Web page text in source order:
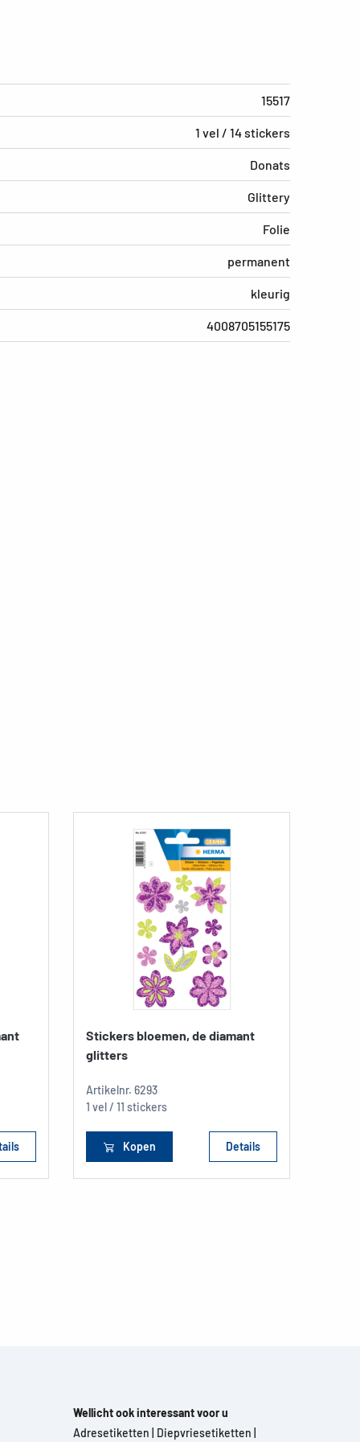
15517
1 vel / 14 stickers
Donats
Glittery
Folie
permanent
kleurig
4008705155175
Stickers bloemen, de diamant
glitters
Artikelnr. 6293
1 vel / 11 stickers
Kopen Details
Wellicht ook interessant voor u
Adresetiketten
Diepvriesetiketten